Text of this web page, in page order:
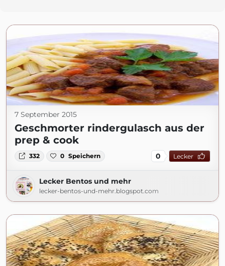
7 September 2015
Geschmorter rindergulasch aus der
prep & cook
332 0 Speichern 0 Lecker
Lecker Bentos und mehr
lecker-bentos-und-mehr.blogspot.com